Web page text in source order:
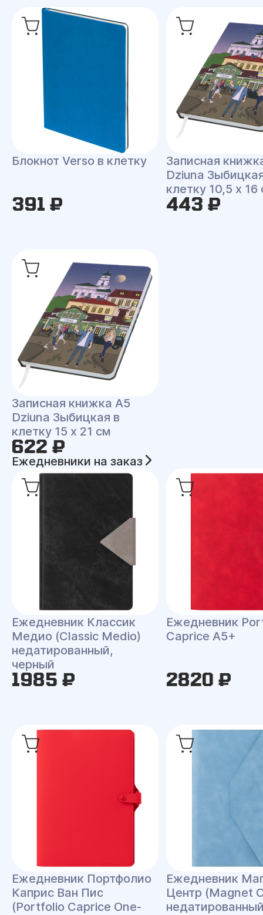
Блокнот Verso в клетку
391 ₽
Записная
Dziuna
клетку 10,5 x 16
443 ₽
Записная книжка A5
Dziuna Зыбицкая в
клетку 15 x 21 см
622 ₽
Ежедневники на заказ
Ежедневник Классик
Медио (Classic Medio)
недатированный,
черный
1985 ₽
Ежедневник
Caprice A5+
2820 ₽
Ежедневник Портфолио
Каприс Ван Пис
(Portfolio Caprice One-
Ежедневник
Центр (Magnet